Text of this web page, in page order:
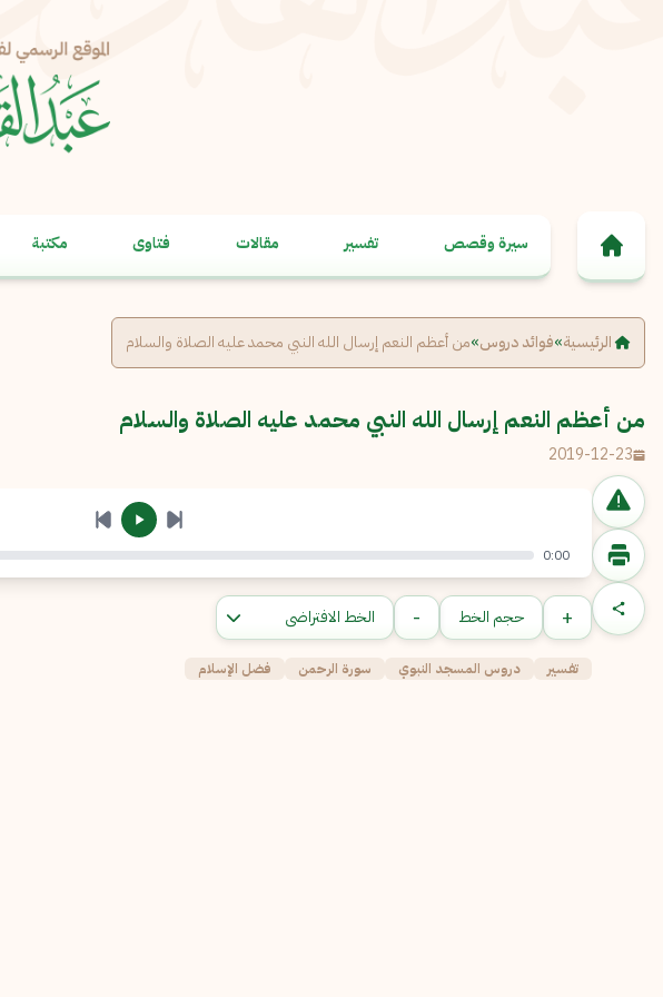
سيرة وقصص تفسير مقالات فتاوى مكتبة
الرئيسية»فوائد دروس»من أعظم النعم إرسال الله النبي محمد عليه الصلاة والسلام
من أعظم النعم إرسال الله النبي محمد عليه الصلاة والسلام
2019-12-23
البريد الإلكتروني*
الرسالة
إرسال
0:00
+ حجم الخط -
تفسير دروس المسجد النبوي سورة الرحمن فضل الإسلام